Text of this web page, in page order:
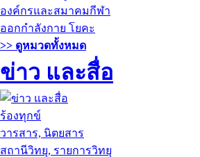
องค์กรและสมาคมกีฬา
ออกกำลังกาย โยคะ
>> ดูหมวดทั้งหมด
ข่าว และสื่อ
ร้องทุกข์
วารสาร, นิตยสาร
สถานีวิทยุ, รายการวิทยุ